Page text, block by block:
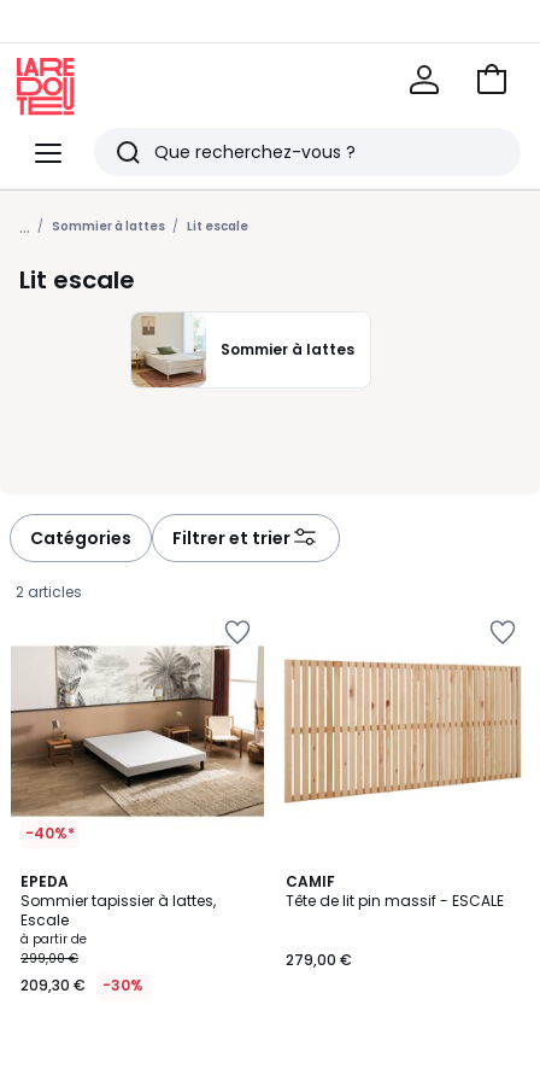
Menu
Redoute
Rechercher
Derniers
articles
vus
Voir
... Sommier à lattes Lit escale
Lit escale
Sommier à lattes
Catégories Filtrer et trier
2 articles
-40%*
EPEDA
Sommier tapissier à lattes,
Escale
Prix
à
partir
à partir de
299,00 €
209,30 € -30%
CAMIF
Tête de lit pin massif - ESCALE
279,00 €